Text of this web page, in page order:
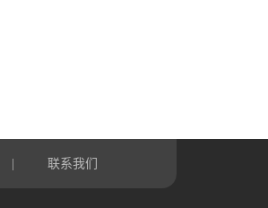
联系我们